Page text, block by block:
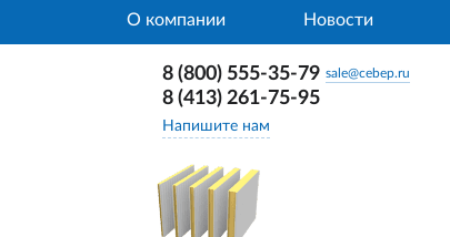
О компании Новости
8 (800) 555-35-79 sale@cebep.ru
8 (413) 261-75-95
Напишите нам